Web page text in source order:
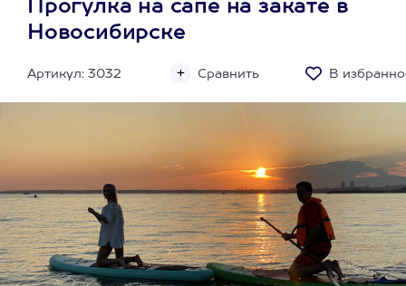
Прогулка на сапе на закате в
Новосибирске
Артикул: 3032 Сравнить В